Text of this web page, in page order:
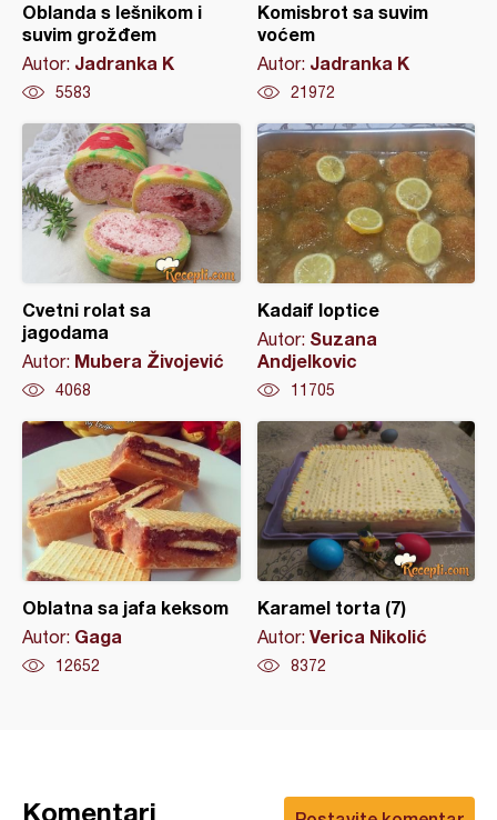
Oblanda s lešnikom i
suvim grožđem
Autor: Jadranka K
5583
Komisbrot sa suvim
voćem
Autor: Jadranka K
21972
Cvetni rolat sa
jagodama
Autor: Mubera Živojević
4068
Kadaif loptice
Autor: Suzana
Andjelkovic
11705
Oblatna sa jafa keksom
Autor: Gaga
12652
Karamel torta (7)
Autor: Verica Nikolić
8372
Komentari